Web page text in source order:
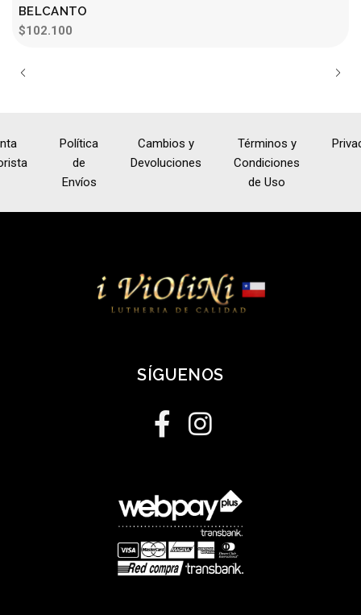
BELCANTO
$102.100
Política
de
Envíos
Cambios y
Devoluciones
Términos y
Condiciones
de Uso
SÍGUENOS